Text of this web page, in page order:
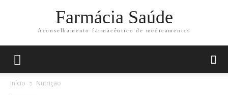
Farmácia Saúde
Aconselhamento farmacêutico de medicamentos
Início Nutrição